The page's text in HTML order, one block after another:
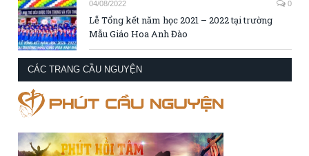
04/08/2022 0
Lễ Tổng kết năm học 2021 – 2022 tại trường
Mẫu Giáo Hoa Anh Đào
CÁC TRANG CẦU NGUYỆN